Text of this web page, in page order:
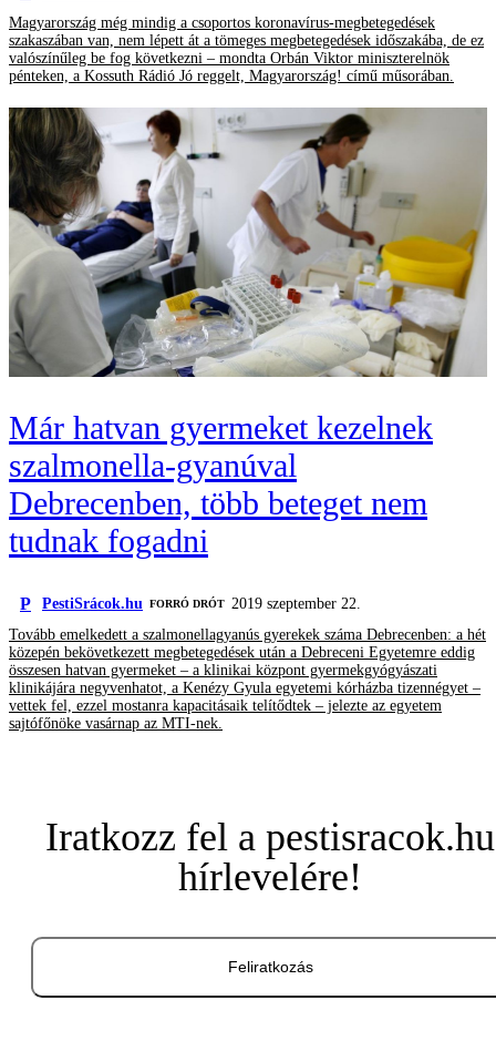
Magyarország még mindig a csoportos koronavírus-megbetegedések
szakaszában van, nem lépett át a tömeges megbetegedések időszakába, de ez
valószínűleg be fog következni – mondta Orbán Viktor miniszterelnök
pénteken, a Kossuth Rádió Jó reggelt, Magyarország! című műsorában.
Már hatvan gyermeket kezelnek
szalmonella-gyanúval
Debrecenben, több beteget nem
tudnak fogadni
P PestiSrácok.hu FORRÓ DRÓT 2019 szeptember 22.
Tovább emelkedett a szalmonellagyanús gyerekek száma Debrecenben: a hét
közepén bekövetkezett megbetegedések után a Debreceni Egyetemre eddig
összesen hatvan gyermeket – a klinikai központ gyermekgyógyászati
klinikájára negyvenhatot, a Kenézy Gyula egyetemi kórházba tizennégyet –
vettek fel, ezzel mostanra kapacitásaik telítődtek – jelezte az egyetem
sajtófőnöke vasárnap az MTI-nek.
Iratkozz fel a pestisracok.hu
hírlevelére!
Feliratkozás